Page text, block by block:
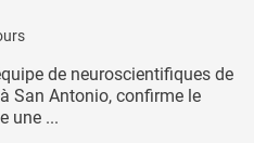
de neuroscientifiques de
San Antonio, confirme le
une ...